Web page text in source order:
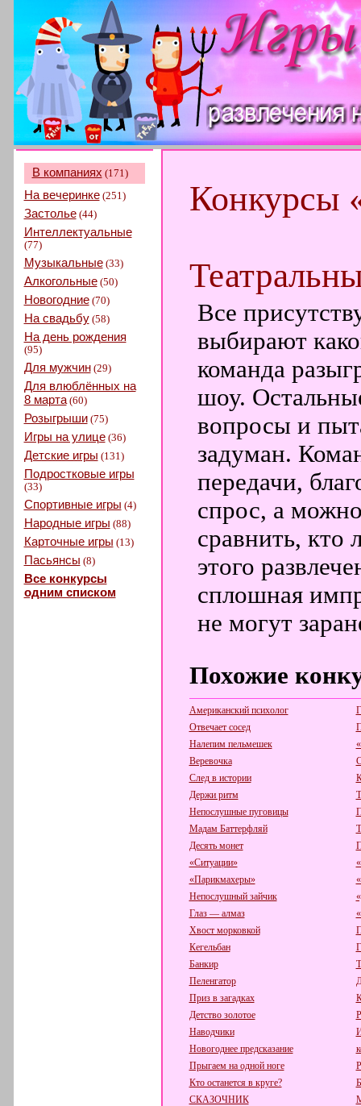
В компаниях (171)
На вечеринке(251)
Застолье(44)
Интеллектуальные
(77)
Музыкальные(33)
Алкогольные(50)
Новогодние(70)
На свадьбу(58)
На день рождения
(95)
Для мужчин(29)
Для влюблённых на
8 марта(60)
Розыгрыши(75)
Игры на улице(36)
Детские игры (131)
Подростковые игры
(33)
Спортивные игры (4)
Народные игры (88)
Карточные игры (13)
Пасьянсы (8)
Все конкурсы
одним списком
Конкурсы
Все
выбирают
команда
шоу.
вопросы и
задуман.
передачи,
спрос, а
сравнить, кто
этого
сплошная
не могут
Похожие
Американский психолог
Отвечает сосед
Налепим пельмешек
Веревочка
След в истории
Держи ритм
Непослушные пуговицы
Мадам Баттерфляй
Десять монет
«Ситуации»
«Парикмахеры»
Непослушный зайчик
Глаз — алмаз
Хвост морковкой
Кегельбан
Банкир
Пеленгатор
Приз в загадках
Детство золотое
Наводчики
Новогоднее предсказание
Прыгаем на одной ноге
Кто останется в круге?
СКАЗОЧНИК